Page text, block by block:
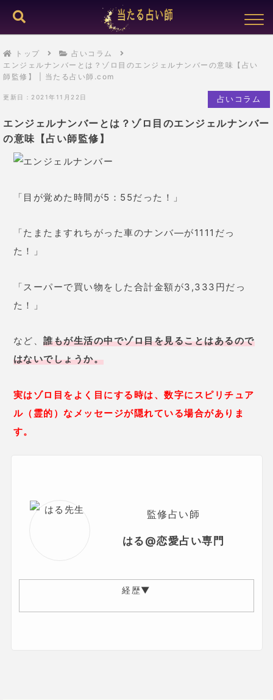
トップ
占いコラム
エンジェルナンバーとは？ゾロ目のエンジェルナンバーの意味【占い
師監修】 | 当たる占い師.com
更新日：2021年11月22日 占いコラム
エンジェルナンバーとは？ゾロ目のエンジェルナンバー
の意味【占い師監修】
「目が覚めた時間が5：55だった！」
「たまたますれちがった車のナンバ―が1111だっ
た！」
「スーパーで買い物をした合計金額が3,333円だっ
た！」
など、 誰もが生活の中でゾロ目を見ることはあるので
はないでしょうか。
実はゾロ目をよく目にする時は、数字にスピリチュア
ル（霊的）なメッセージが隠れている場合がありま
す。
監修占い師
はる@恋愛占い専門